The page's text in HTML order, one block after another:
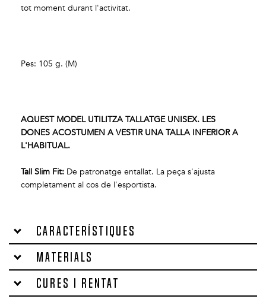
tot moment durant l'activitat.
Pes: 105 g. (M)
AQUEST MODEL UTILITZA TALLATGE UNISEX. LES
DONES ACOSTUMEN A VESTIR UNA TALLA INFERIOR A
L'HABITUAL.
Tall Slim Fit: De patronatge entallat. La peça s'ajusta
completament al cos de l'esportista.
Característiques
Materials
Cures i rentat